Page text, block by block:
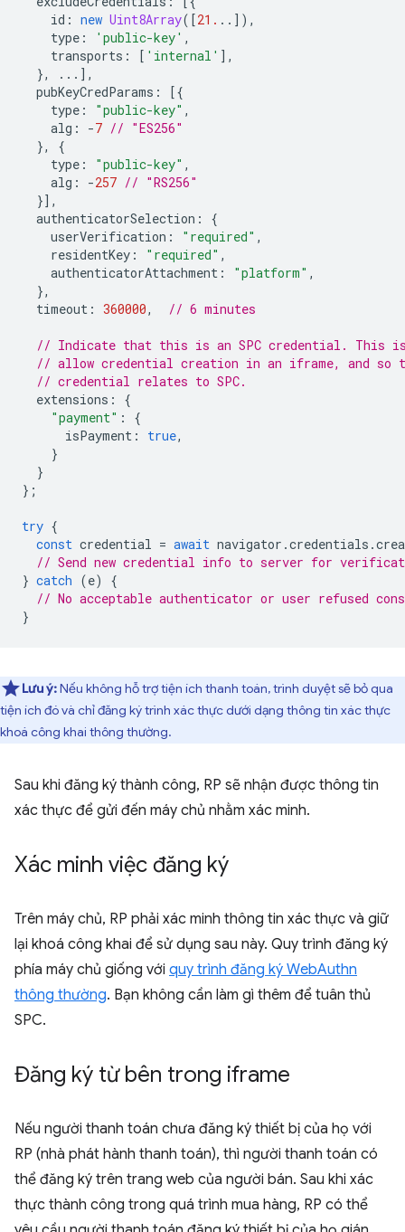
id : new Uint8Array([21. ..]),
type : 'public-key' ,
transports : [ 'internal' ],
},
...],
pubKeyCredParams :
[{
type : "public-key" ,
alg : -7 // "ES256"
},
{
type : "public-key" ,
alg : -257 // "RS256"
}],
authenticatorSelection :
{
userVerification : "required" ,
residentKey : "required" ,
authenticatorAttachment : "platform" ,
},
timeout : 360000, // 6 minutes
// Indicate that this is an SPC credential. This
// allow credential creation in an iframe, and so
// credential relates to SPC.
extensions :
{
"payment" :
{
isPayment : true,
}
}
};
try {
const credential = await navigator .credentials .
// Send new credential info to server for
} catch (e)
{
// No acceptable authenticator or user refused
}
Lưu ý:Nếu không hỗ trợ tiện ích thanh toán, trình duyệt sẽ bỏ qua
tiện ích đó và chỉ đăng ký trình xác thực dưới dạng thông tin xác thực
khoá công khai thông thường.
Sau khi đăng ký thành công, RP sẽ nhận được thông tin
xác thực để gửi đến máy chủ nhằm xác minh.
Xác minh việc đăng ký
Trên máy chủ, RP phải xác minh thông tin xác thực và giữ
lại khoá công khai để sử dụng sau này. Quy trình đăng ký
phía máy chủ giống với quy trình đăng ký WebAuthn
thông thường. Bạn không cần làm gì thêm để tuân thủ
SPC.
Đăng ký từ bên trong iframe
Nếu người thanh toán chưa đăng ký thiết bị của họ với
RP (nhà phát hành thanh toán), thì người thanh toán có
thể đăng ký trên trang web của người bán. Sau khi xác
thực thành công trong quá trình mua hàng, RP có thể